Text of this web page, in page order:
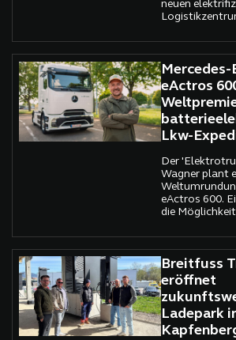
neuen
Mercedes-
eActros
Lkw-
Der
Wagner plant
eActros 600.
die
Fernverkehr
Breitfuss
eröffnet
Ladepark